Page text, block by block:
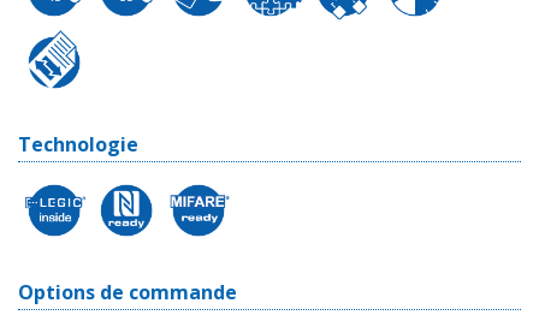
Technologie
Options de commande